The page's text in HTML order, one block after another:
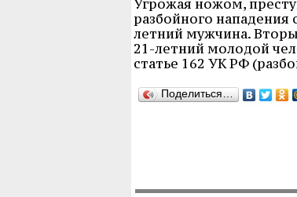
Угрожая ножом,
разбойного
летний мужчина.
21-летний молодой
статье 162 УК РФ
Поделиться…